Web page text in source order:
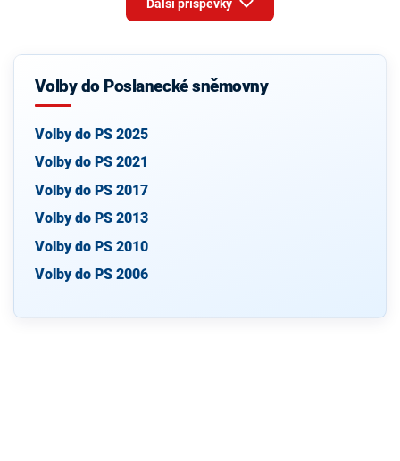
Další příspěvky
Volby do Poslanecké sněmovny
Volby do PS 2025
Volby do PS 2021
Volby do PS 2017
Volby do PS 2013
Volby do PS 2010
Volby do PS 2006